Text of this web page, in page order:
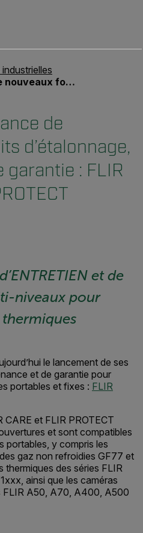
garantie : FLIR CARE et FLIR PROTECT
de
d’étalonnage,
garantie : FLIR
et de
niveaux pour
le lancement de ses
et de garantie pour
portables et fixes : FLIR
et FLIR PROTECT
et sont compatibles
portables, y compris les
gaz non refroidies GF77 et
thermiques des séries FLIR
ainsi que les caméras
FLIR A50, A70, A400, A500